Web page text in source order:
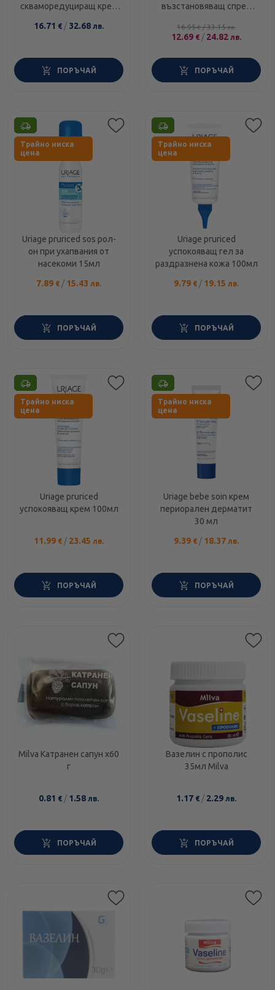
скваморедуциращ крем
16.71 € / 32.68 лв.
ПОРЪЧАЙ
възстановяващ спрей
16.95€ / 33.15лв.
12.69 € / 24.82 лв.
ПОРЪЧАЙ
Етикети
Трайно ниска
цена
Uriage pruriced sos рол-
он при ухапвания от
насекоми 15мл
7.89 € / 15.43 лв.
ПОРЪЧАЙ
Етикети
Трайно ниска
цена
Uriage pruriced
успокояващ гел за
раздразнена кожа 100мл
9.79 € / 19.15 лв.
ПОРЪЧАЙ
Етикети
Трайно ниска
цена
Uriage pruriced
успокояващ крем 100мл
11.99 € / 23.45 лв.
ПОРЪЧАЙ
Етикети
Трайно ниска
цена
Uriage bebe soin крем
периорален дерматит
30 мл
9.39 € / 18.37 лв.
ПОРЪЧАЙ
Milva Катранен сапун x60
г
0.81 € / 1.58 лв.
ПОРЪЧАЙ
Вазелин с прополис
35мл Milva
1.17 € / 2.29 лв.
ПОРЪЧАЙ